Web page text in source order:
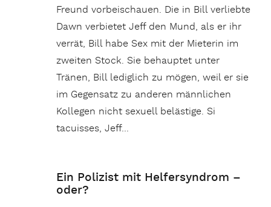
Freund vorbeischauen. Die in Bill verliebte
Dawn verbietet Jeff den Mund, als er ihr
verrät, Bill habe Sex mit der Mieterin im
zweiten Stock. Sie behauptet unter
Tränen, Bill lediglich zu mögen, weil er sie
im Gegensatz zu anderen männlichen
Kollegen nicht sexuell belästige. Si
tacuisses, Jeff…
Ein Polizist mit Helfersyndrom –
oder?